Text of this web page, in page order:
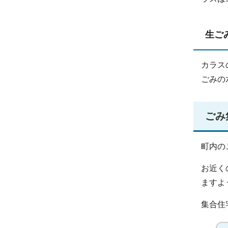
生ご
カラ
ごみ
ご
町内の
お近く
ます
集合住